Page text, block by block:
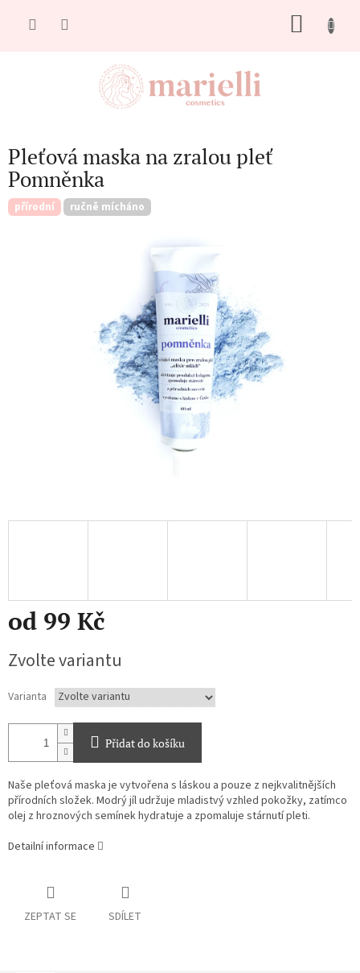
Pleťová maska na zralou pleť
Pomněnka
přírodní ručně mícháno
od 99 Kč
cena:
Zvolte variantu
Varianta
Přidat do košíku
Naše pleťová maska je vytvořena s láskou a pouze z nejkvalitnějších
přírodních složek. Modrý jíl udržuje mladistvý vzhled pokožky, zatímco
olej z hroznových semínek hydratuje a zpomaluje stárnutí pleti.
Detailní informace
ZEPTAT SE SDÍLET